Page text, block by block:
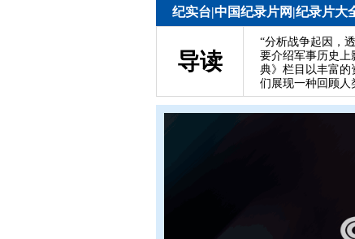
纪实台|中国纪录片网|纪录片大
导读
“分析战争起因，
要介绍军事历史上
典》栏目以丰富的
们展现一种回顾人